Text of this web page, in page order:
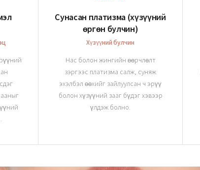
Сунасан платизма (хүзүүний
өргөн булчин)
Хүзүүний булчин
Нас болон жингийн өөрчлөлт
зэргээс платизма салж, суняж
эхэлбэл өөхийг зайлуулсан ч эрүү
болон хүзүүний зааг бүдэг хэвээр
үлдэж болно.